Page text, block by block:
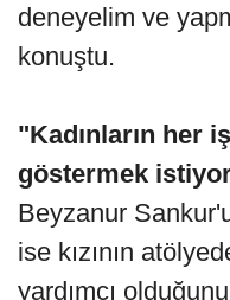
deneyelim ve
konuştu.
"Kadınların her
göstermek
Beyzanur
ise kızının
yardımcı